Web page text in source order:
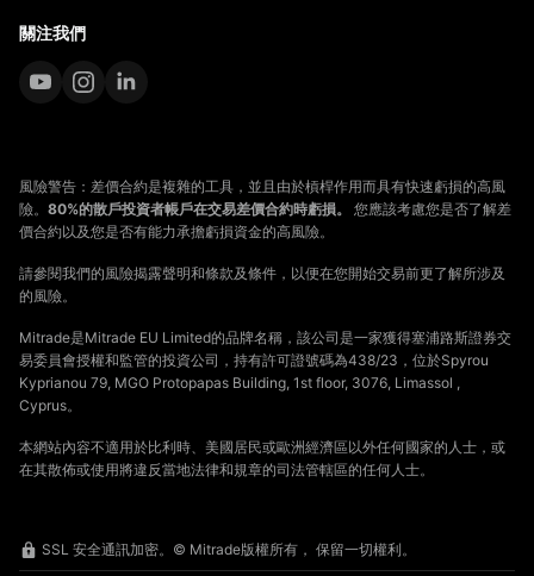
關注我們
風險警告：差價合約是複雜的工具，並且由於槓桿作用而具有快速虧損的高風
險。 80%的散戶投資者帳戶在交易差價合約時虧損。
您應該考慮您是否了解差
價合約以及您是否有能力承擔虧損資金的高風險。
請參閱我們的風險揭露聲明和條款及條件，以便在您開始交易前更了解所涉及
的風險。
Mitrade是Mitrade EU Limited的品牌名稱，該公司是一家獲得塞浦路斯證券交
易委員會授權和監管的投資公司，持有許可證號碼為438/23，位於Spyrou
Kyprianou 79, MGO Protopapas Building, 1st floor, 3076, Limassol ,
Cyprus。
本網站內容不適用於比利時、美國居民或歐洲經濟區以外任何國家的人士，或
在其散佈或使用將違反當地法律和規章的司法管轄區的任何人士。
SSL 安全通訊加密。© Mitrade版權所有， 保留一切權利。